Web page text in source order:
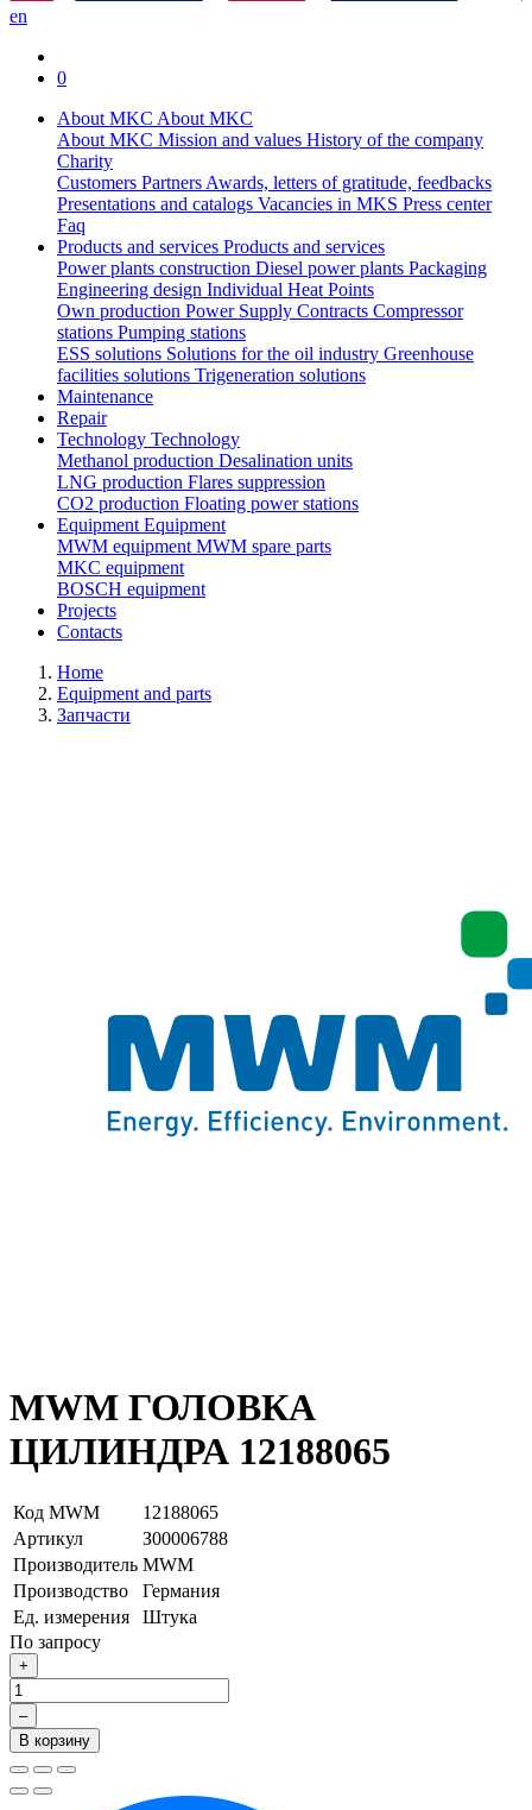
en
0
About MKC About MKC
About MKC Mission and values History of the company
Charity
Customers PartnersAwards, letters of gratitude, feedbacks
Presentations and catalogs Vacancies in MKS Press center
Faq
Products and services Products and services
Power plants construction Diesel power plants Packaging
Engineering design Individual Heat Points
Own production Power Supply Contracts Compressor
stations Pumping stations
ESS solutions Solutions for the oil industry Greenhouse
facilities solutions Trigeneration solutions
Maintenance
Repair
Technology Technology
Methanol production Desalination units
LNG production Flares suppression
СО2 production Floating power stations
EquipmentEquipment
MWM equipmentMWM spare parts
MKC equipment
BOSCH equipment
Projects
Contacts
Home
Equipment and parts
Запчасти
MWM ГОЛОВКА
ЦИЛИНДРА 12188065
Код MWM
12188065
Артикул
З00006788
Производитель MWM
Производство
Германия
Ед. измерения
Штука
По запросу
+
–
В корзину